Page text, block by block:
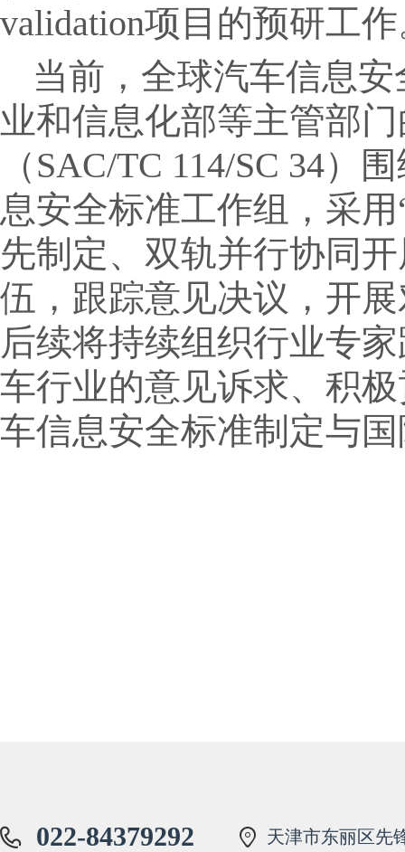
validation项目的预研工
当前，全球汽车信息
业和信息化部等主管部
（SAC/TC 114/SC 34）
息安全标准工作组，采
先制定、双轨并行协同
伍，跟踪意见决议，开
后续将持续组织行业专
车行业的意见诉求、积
车信息安全标准制定与
022-84379292 天津市东丽区先